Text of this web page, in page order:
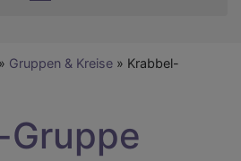
Gruppen & Kreise
Krabbel-